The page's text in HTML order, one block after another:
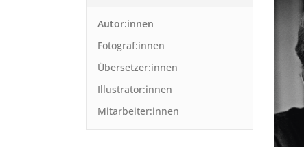
Autor:innen
Fotograf:innen
Übersetzer:innen
Illustrator:innen
Mitarbeiter:innen